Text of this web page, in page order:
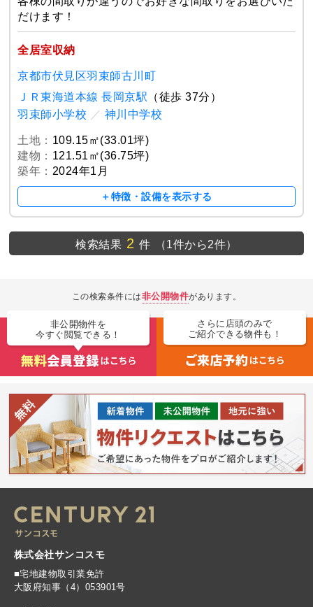
だけます！
全居室収納
京都市伏見区羽束師古川町
ＪＲ東海道本線 長岡京駅 （徒歩 37分）
羽束師小学校 ／ 神川中学校
土地： 109.15㎡(33.01坪)
建物： 121.51㎡(36.75坪)
築年： 2024年1月
＋特徴・設備を表示する
検索結果 2 件 （1件から2件）
この検索条件には非公開物件があります。
非公開物件を
今すぐ閲覧できる！
さらに店頭のみで
ご紹介できる物件も！
株式会社サンコスモ
■宅地建物取引業免許
大阪府知事（4）053901号